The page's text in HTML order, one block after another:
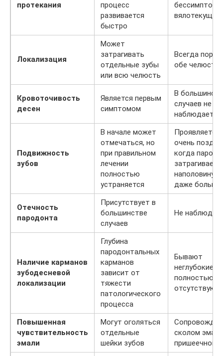
протекания
процесс
развивается
быстро
вялотекуще
Локализация
Может
затрагивать
отдельные зубы
или всю челюсть
Всегда
обе челюсти
Кровоточивость
десен
Является первым
симптомом
В
случаев не
наблюдается
Подвижность
зубов
В начале может
отмечаться, но
при правильном
лечении
полностью
устраняется
Проявляется
очень
когда
наполовину
даже больше
Отечность
пародонта
Присутствует в
большинстве
случаев
Не
Наличие карманов
зубодесневой
локализации
Глубина
пародонтальных
карманов
зависит от
тяжести
патологического
процесса
Бывают
неглубокие
полностью
отсутствуют
Повышенная
чувствительность
эмали
Могут оголяться
отдельные
шейки зубов
сколом
пришеечной